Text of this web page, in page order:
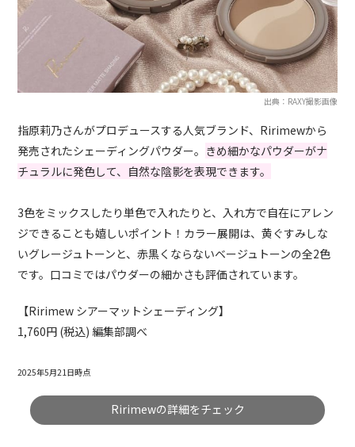
出典：RAXY撮影画像
指原莉乃さんがプロデュースする人気ブランド、Ririmewから
発売されたシェーディングパウダー。 きめ細かなパウダーがナ
チュラルに発色して、自然な陰影を表現できます。
3色をミックスしたり単色で入れたりと、入れ方で自在にアレン
ジできることも嬉しいポイント！カラー展開は、黄ぐすみしな
いグレージュトーンと、赤黒くならないベージュトーンの全2色
です。口コミではパウダーの細かさも評価されています。
【Ririmew シアーマットシェーディング】
1,760円 (税込) 編集部調べ
2025年5月21日時点
Ririmewの詳細をチェック